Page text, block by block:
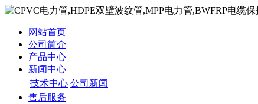
网站首页
公司简介
产品中心
新闻中心
技术中心 公司新闻
售后服务